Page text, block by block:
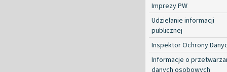
Imprezy PW
Udzielanie informacji
publicznej
Inspektor Ochrony
Informacje o
danych osobowych